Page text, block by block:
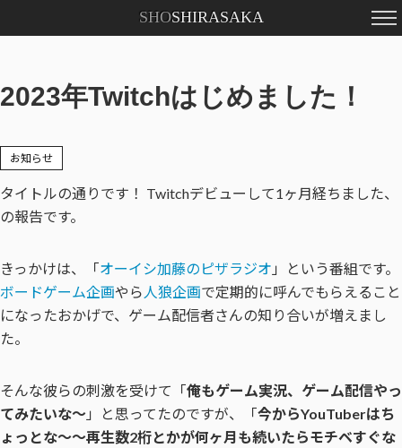
SHOSHIRASAKA
2023年Twitchはじめました！
お知らせ
タイトルの通りです！ Twitchデビューして1ヶ月経ちました、
の報告です。
きっかけは、「オーイシ加藤のピザラジオ 」という番組です。
ボードゲーム企画やら 人狼企画で定期的に呼んでもらえること
になったおかげで、ゲーム配信者さんの知り合いが増えまし
た。
そんな彼らの刺激を受けて「俺もゲーム実況、ゲーム配信やっ
てみたいな〜 」と思ってたのですが、「今からYouTuberはち
ょっとな〜〜再生数2桁とかが何ヶ月も続いたらモチベすぐな